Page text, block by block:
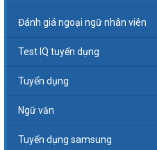
Đánh giá ngoại ngữ nhân viên
Test IQ tuyển dụng
Tuyển dụng
Ngữ văn
Tuyển dụng samsung